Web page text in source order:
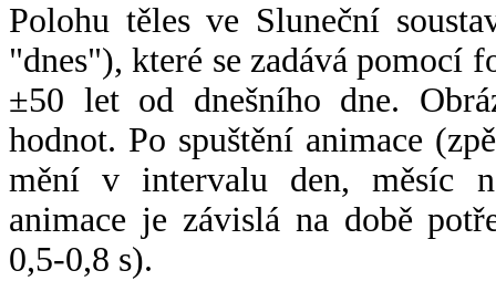
Polohu těles ve Sluneční
"dnes"), které se zadává pomocí
±50 let od dnešního dne.
hodnot. Po spuštění animace
mění v intervalu den, měsíc
animace je závislá na době
0,5-0,8 s).